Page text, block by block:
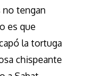
no tengan
es que
la tortuga
chispeante